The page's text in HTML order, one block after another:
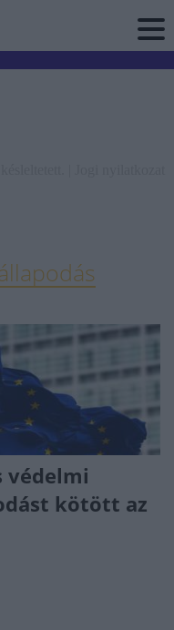
védelmi
kötött az